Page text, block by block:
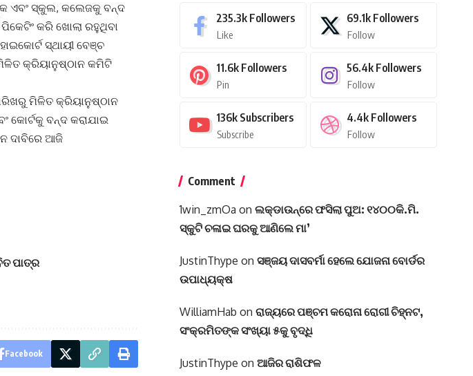
ଏବଂ ସ୍କୁଲ, କଲେଜକୁ ବନ୍ଦ
କରି ଖୋଲା ରହୁଥିବା
ସ୍ଥାୟୀ ବେଞ୍ଚ
କ୍ରିୟାନୁଷ୍ଠାନ କମିଟି
ମିଳିତ କ୍ରିୟାନୁଷ୍ଠାନ
କୋର୍ଟକୁ ବନ୍ଦ କରାଯାଇ
ଦାବିରେ ଆଜି
ପାତ୍ର
Facebook
235.3k Followers
Like
69.1k Followers
Follow
11.6k Followers
Pin
56.4k Followers
Follow
136k Subscribers
Subscribe
4.4k Followers
Follow
Comment
1win_zmOa on ଲକ୍‌ଡାଉନ୍‌ରେ ଫସିଲା ପୁଅ: ୧୪୦୦କି.ମି.
ସ୍କୁଟି ଚଳାଇ ଘରକୁ ଆଣିଲେ ମା’
JustinThype on ସଞ୍ଜୟ ଦାସବର୍ମା ହେଲେ ଯୋଜନା ବୋର୍ଡର
ଉପାଧ୍ୟକ୍ଷ
WilliamHab on ରାଜ୍ୟରେ ପଞ୍ଚମ କରୋନା ରୋଗୀ ଚିହ୍ନଟ,
ସଂକ୍ରମିତଙ୍କ ସଂଖ୍ୟା ୫କୁ ବୃଦ୍ଧି
JustinThype on ଆଜିର ରାଶିଫଳ